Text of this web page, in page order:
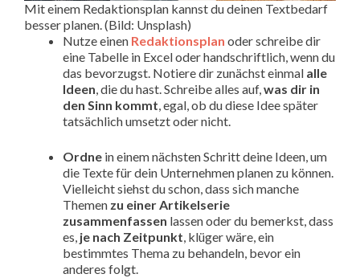
Mit einem Redaktionsplan kannst du deinen Textbedarf
besser planen. (Bild: Unsplash)
Nutze einen Redaktionsplan oder schreibe dir
eine Tabelle in Excel oder handschriftlich, wenn du
das bevorzugst. Notiere dir zunächst einmal alle
Ideen, die du hast. Schreibe alles auf,was dir in
den Sinn kommt, egal, ob du diese Idee später
tatsächlich umsetzt oder nicht.
Ordne in einem nächsten Schritt deine Ideen, um
die Texte für dein Unternehmen planen zu können.
Vielleicht siehst du schon, dass sich manche
Themen zu einer Artikelserie
zusammenfassen lassen oder du bemerkst, dass
es, je nach Zeitpunkt, klüger wäre, ein
bestimmtes Thema zu behandeln, bevor ein
anderes folgt.